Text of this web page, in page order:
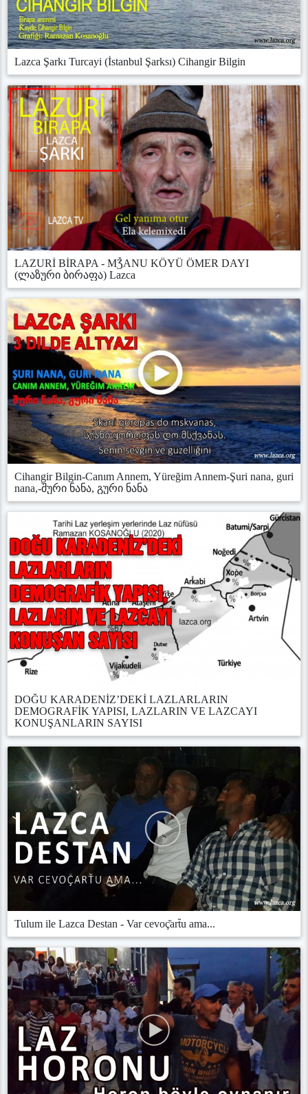
Lazca Şarkı Turcayi (İstanbul Şarksı) Cihangir Bilgin
LAZURİ BİRAPA - MǮANU KÖYÜ ÖMER DAYI
(ლაზური ბირაფა) Lazca
Cihangir Bilgin-Canım Annem, Yüreğim Annem-Şuri nana, guri
nana,-შური ნანა, გური ნანა
DOĞU KARADENİZ’DEKİ LAZLARLARIN
DEMOGRAFİK YAPISI, LAZLARIN VE LAZCAYI
KONUŞANLARIN SAYISI
Tulum ile Lazca Destan - Var cevoç̌art̆u ama...